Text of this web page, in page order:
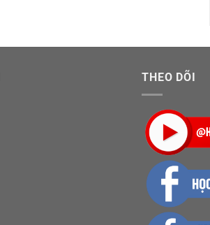
THEO DÕI